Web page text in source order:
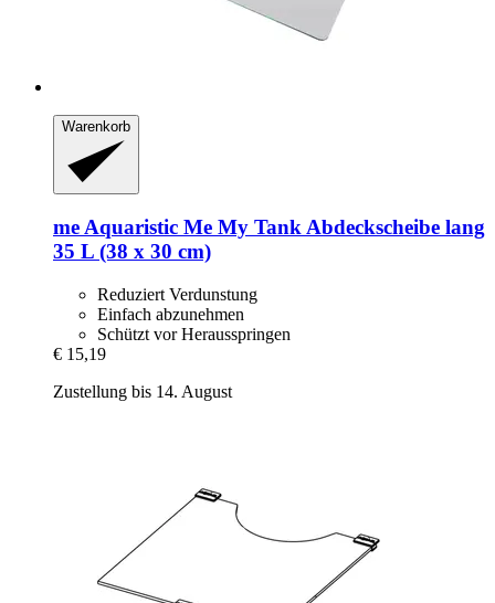
Warenkorb
me Aquaristic Me My Tank Abdeckscheibe lang
35 L (38 x 30 cm)
Reduziert Verdunstung
Einfach abzunehmen
Schützt vor Herausspringen
€ 15,19
Zustellung bis 14. August